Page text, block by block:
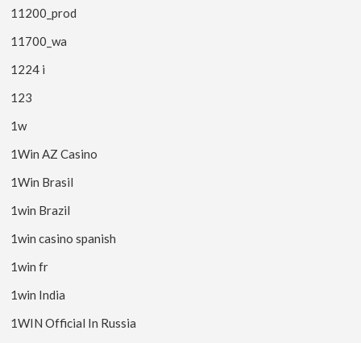
11200_prod
11700_wa
1224 i
123
1w
1Win AZ Casino
1Win Brasil
1win Brazil
1win casino spanish
1win fr
1win India
1WIN Official In Russia